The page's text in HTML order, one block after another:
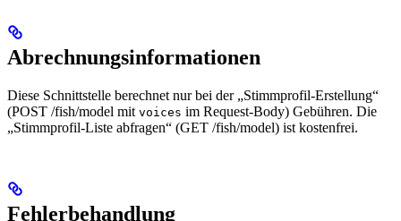
Abrechnungsinformationen
Diese Schnittstelle berechnet nur bei der „Stimmprofil-Erstellung“
(POST /fish/model mit voices im Request-Body) Gebühren. Die
„Stimmprofil-Liste abfragen“ (GET /fish/model) ist kostenfrei.
Fehlerbehandlung